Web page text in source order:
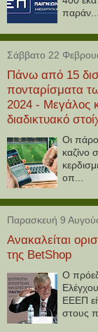
παράν...
Σάββατο 22
Πάνω από 15
πονταρίσματα
2024 - Μεγάλος
διαδικτυακό
Οι
καζίνο
οπ...
Παρασκευή 9
Ανακαλείται
της BetShop
O
ΕΕΕΠ
στους